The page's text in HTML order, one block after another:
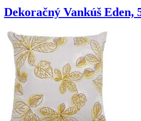
Dekoračný Vankúš Eden,